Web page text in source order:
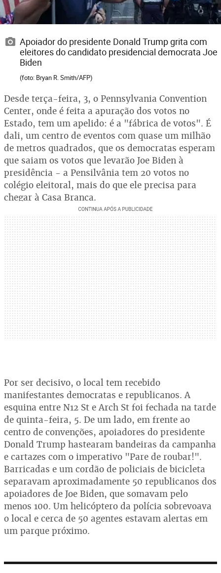
Apoiador do presidente Donald Trump grita com
eleitores do candidato presidencial democrata Joe
Biden
(foto: Bryan R. Smith/AFP)
Desde terça-feira, 3, o Pennsylvania Convention
Center, onde é feita a apuração dos votos no
Estado, tem um apelido: é a "fábrica de votos". É
dali, um centro de eventos com quase um milhão
de metros quadrados, que os democratas esperam
que saiam os votos que levarão Joe Biden à
presidência - a Pensilvânia tem 20 votos no
colégio eleitoral, mais do que ele precisa para
chegar à Casa Branca.
Por ser decisivo, o local tem recebido
manifestantes democratas e republicanos. A
esquina entre N12 St e Arch St foi fechada na tarde
de quinta-feira, 5. De um lado, em frente ao
centro de convenções, apoiadores do presidente
Donald Trump hastearam bandeiras da campanha
e cartazes com o imperativo "Pare de roubar!".
Barricadas e um cordão de policiais de bicicleta
separavam aproximadamente 50 republicanos dos
apoiadores de Joe Biden, que somavam pelo
menos 100. Um helicóptero da polícia sobrevoava
o local e cerca de 50 agentes estavam alertas em
um parque próximo.